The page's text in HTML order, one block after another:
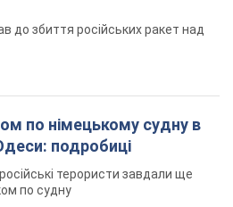
до збиття російських ракет над
по німецькому судну в
подробиці
терористи завдали ще
по судну